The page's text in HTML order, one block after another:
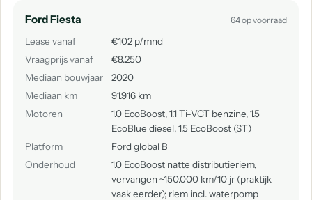
Ford Fiesta 64 op voorraad
Lease vanaf
€102 p/mnd
Vraagprijs vanaf
€8.250
Mediaan bouwjaar
2020
Mediaan km
91.916 km
Motoren
1.0 EcoBoost, 1.1 Ti-VCT benzine, 1.5
EcoBlue diesel, 1.5 EcoBoost (ST)
Platform
Ford global B
Onderhoud
1.0 EcoBoost natte distributieriem,
vervangen ~150.000 km/10 jr (praktijk
vaak eerder); riem incl. waterpomp